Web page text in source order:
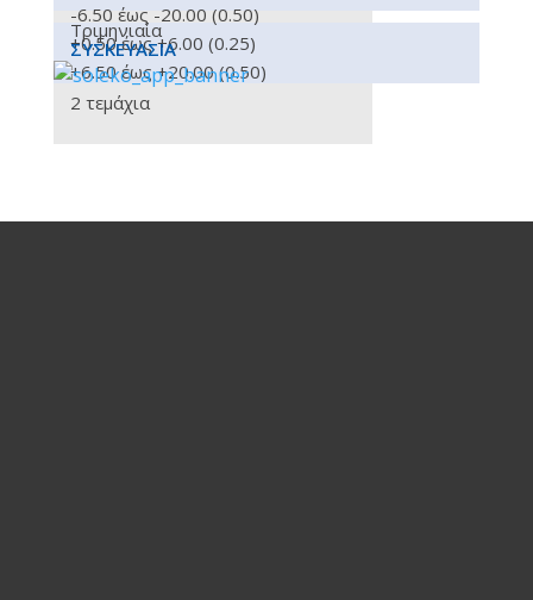
-6.50 έως -20.00 (0.50)
+0.50 έως +6.00 (0.25)
+6.50 έως +20.00 (0.50)
Τριμηνιαία
ΣΥΣΚΕΥΑΣΊΑ
2 τεμάχια